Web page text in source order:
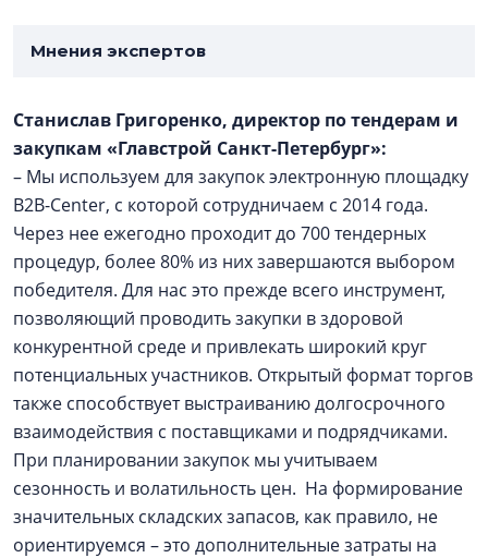
Мнения экспертов
Станислав Григоренко, директор по тендерам и
закупкам «Главстрой Санкт-Петербург»:
– Мы используем для закупок электронную площадку
B2B-Center, с которой сотрудничаем с 2014 года.
Через нее ежегодно проходит до 700 тендерных
процедур, более 80% из них завершаются выбором
победителя. Для нас это прежде всего инструмент,
позволяющий проводить закупки в здоровой
конкурентной среде и привлекать широкий круг
потенциальных участников. Открытый формат торгов
также способствует выстраиванию долгосрочного
взаимодействия с поставщиками и подрядчиками.
При планировании закупок мы учитываем
сезонность и волатильность цен. На формирование
значительных складских запасов, как правило, не
ориентируемся – это дополнительные затраты на